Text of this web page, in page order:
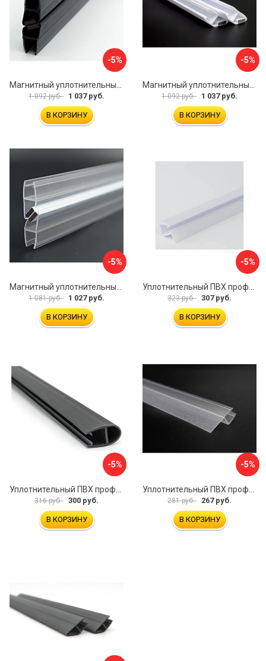
-5%
1 092 руб. 1 037 руб.
В КОРЗИНУ
-5%
1 092 руб. 1 037 руб.
В КОРЗИНУ
-5%
Магнитный уплотнительный профиль для стекла 8 мм SERVICE PLUS PVH04-914KW8
1 081 руб. 1 027 руб.
В КОРЗИНУ
-5%
Уплотнительный ПВХ профиль для стекла 8мм SERVICE PLUS PVH04-403/7WM8
323 руб. 307 руб.
В КОРЗИНУ
-5%
316 руб. 300 руб.
В КОРЗИНУ
-5%
281 руб. 267 руб.
В КОРЗИНУ